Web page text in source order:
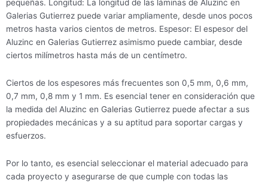
pequeñas. Longitud: La longitud de las láminas de Aluzinc en
Galerias Gutierrez puede variar ampliamente, desde unos pocos
metros hasta varios cientos de metros. Espesor: El espesor del
Aluzinc en Galerias Gutierrez asimismo puede cambiar, desde
ciertos milímetros hasta más de un centímetro.
Ciertos de los espesores más frecuentes son 0,5 mm, 0,6 mm,
0,7 mm, 0,8 mm y 1 mm. Es esencial tener en consideración que
la medida del Aluzinc en Galerias Gutierrez puede afectar a sus
propiedades mecánicas y a su aptitud para soportar cargas y
esfuerzos.
Por lo tanto, es esencial seleccionar el material adecuado para
cada proyecto y asegurarse de que cumple con todas las